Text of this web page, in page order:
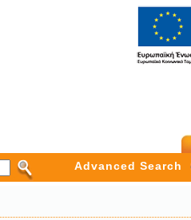
Advanced Search